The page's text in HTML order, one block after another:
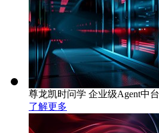
尊龙凯时问学 企业级Agent中台
了解更多